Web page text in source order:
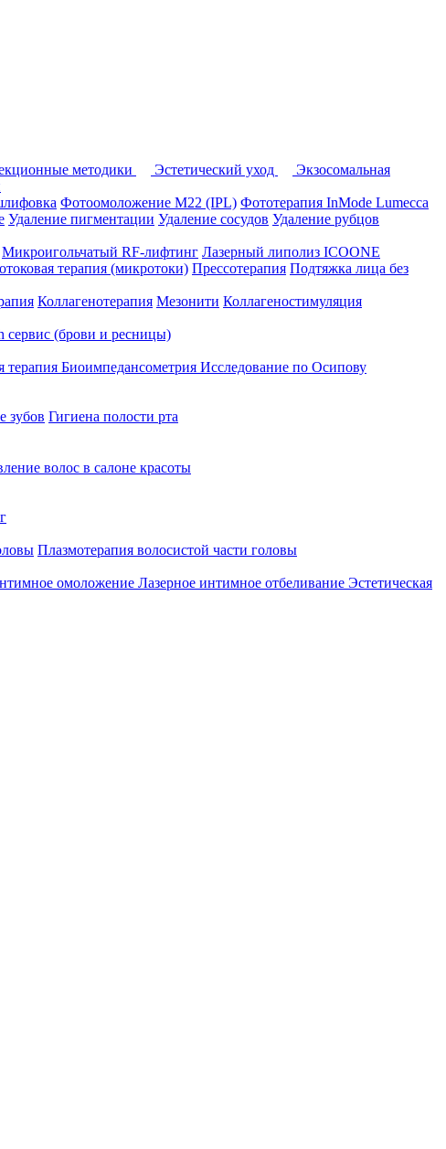
методики Эстетический уход
Экзосомальная
Фотоомоложение M22 (IPL) Фототерапия InMode Lumecca
Удаление пигментации Удаление сосудов Удаление рубцов
Микроигольчатый RF-лифтинг Лазерный липолиз ICOONE
терапия (микротоки) Прессотерапия Подтяжка лица без
Коллагенотерапия Мезонити Коллагеностимуляция
сервис (брови и ресницы)
терапия Биоимпедансометрия Исследование по Осипову
зубов Гигиена полости рта
волос в салоне красоты
Плазмотерапия волосистой части головы
омоложение Лазерное интимное отбеливание Эстетическая